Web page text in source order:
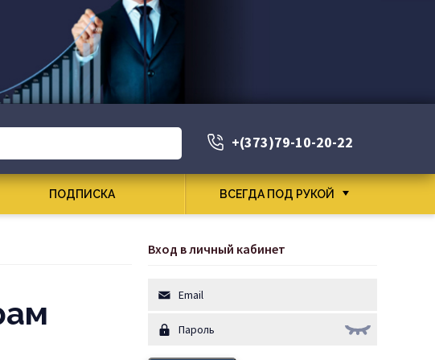
+(373)79-10-20-22
ПОДПИСКА ВСЕГДА ПОД РУКОЙ
Вход в личный кабинет